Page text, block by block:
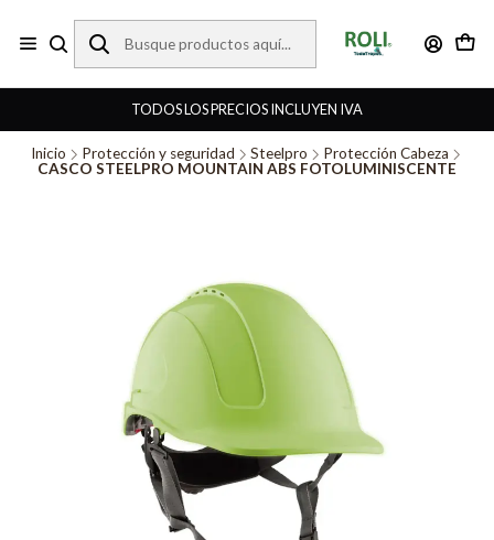
TODOS LOS PRECIOS INCLUYEN IVA
Inicio Protección y seguridad Steelpro
Protección Cabeza
CASCO STEELPRO MOUNTAIN ABS FOTOLUMINISCENTE